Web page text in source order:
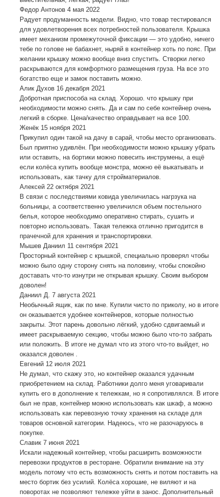
Федор Антонов 4 мая 2022
Радует продуманность модели. Видно, что товар тестировался
для удовлетворения всех потребностей пользователя. Крышка
имеет механизм промежуточной фиксации — это удобно, ничего
тебе по голове не бабахнет, ныряй в контейнер хоть по пояс. При
желании крышку можно вообще вниз спустить. Створки легко
раскрываются для комфортного размещения груза. На все это
богатство еще и замок поставить можно.
Алик Духов 16 декабря 2021
Добротная приспособа на склад. Хорошо. что крышку при
необходимости можно снять. Да и сам по себе контейнер очень
легкий в сборке. Цена/качество оправдывает на все 100.
Женёк 15 ноября 2021
Прикупил один такой на дачу в сарай, чтобы место организовать.
Был приятно удивлён. При необходимости можно крышку убрать
или оставить, на бортики можно повесить инструмены, а ещё
если колёса купить вообще монстра, можно её выкатывать и
использовать, как тачку для стройматериалов.
Алексей 22 октября 2021
В связи с последствиями ковида увеличилась нагрзука на
больницы, а соответственно увеличился объем постельного
белья, которое необходимо оперативно стирать, сушить и
повторно использовать. Такая тележка отлично пригодится в
прачечной для хранения и транспортировки.
Мышев Даниил 11 сентября 2021
Просторный контейнер с крышкой, специально проверял чтобы
можно было одну сторону снять на половину, чтобы спокойно
доставать что-то изнутри не открывая крышку. Своим выбором
доволен!
Даниил Д. 7 августа 2021
Необычный ящик, как по мне. Купили чисто по приколу, но в итоге
он оказывается удобнее контейнеров, которые полностью
закрыты. Этот парень довольно лёгкий, удобно сдвигаемый и
имеет раскрываемую секцию, чтобы можно было что-то забрать
или положить. В итоге не думал что из этого что-то выйдет, но
оказался доволен .
Евгений 12 июля 2021
Не думал, что скажу это, но контейнер оказался удачным
приобретением на склад. Работники долго меня уговаривали
купить его в дополнение к тележкам, но я сопротивлялся. В итоге
был не прав, контейнер можно использовать как шкаф, а можно
использовать как перевозную точку хранения на складе для
товаров основной категории. Надеюсь, что не разочаруюсь в
покупке.
Славик 7 июня 2021
Искали надежный контейнер, чтобы расширить возможности
перевозки продуктов в ресторане. Обратили внимание на эту
модель потому что есть возможность снять и потом поставить на
место бортик без усилий. Колёса хорошие, не виляют и на
поворотах не позволяют тележке уйти в занос. Дополнительный